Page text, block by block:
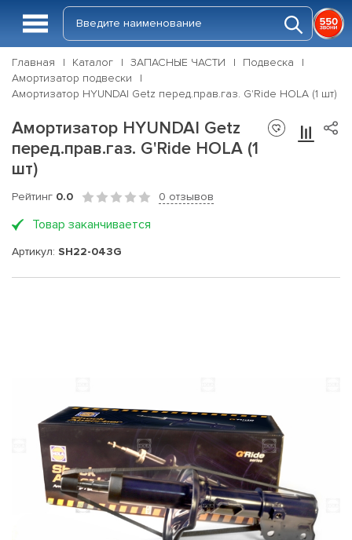
Главная Каталог ЗАПАСНЫЕ ЧАСТИ
Подвеска
Амортизатор подвески
Амортизатор HYUNDAI Getz перед.прав.газ. G'Ride HOLA (1 шт)
Амортизатор HYUNDAI Getz
перед.прав.газ. G'Ride HOLA (1
шт)
Рейтинг 0.0 0 отзывов
Товар заканчивается
Артикул: SH22-043G